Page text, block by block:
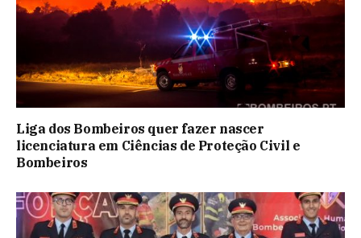
Liga dos Bombeiros quer fazer nascer
licenciatura em Ciências de Proteção Civil e
Bombeiros